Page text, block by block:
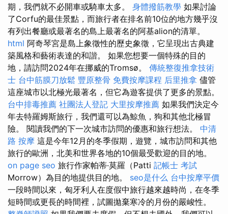
期，我們就不必開車或騎車太多。 身體撥筋教學 如果討論
了Corfu的最佳景點，而旅行者在排名前10位的地方幾乎沒
有列出餐廳或最著名的島上最著名的阿基alion的清單。
html 阿奇琴宮是島上象徵性的歷史象徵，它呈現出古典建
築風格和藝術表達的和諧。 如果您想要一個特殊的目的
地，請訪問2024年在挪威的Tromsø。 傳統整復推拿技術
士 台中筋膜刀放鬆 豐原整骨 免費按摩課程 后里推拿 儘管
這座城市以北極光最著名，但它為遊客提供了更多的景點。
台中排毒推薦 社團法人登記 大里按摩推薦 如果我們決定今
年去特羅姆斯旅行，我們還可以為鯨魚，狗和其他北極冒
險。 閱讀我們的下一次城市訪問的優惠和旅行想法。 中清
路 按摩 這是今年12月的冬季假期，遊覽，城市訪問和其他
旅行的歐洲，北美和世界各地的10個最受歡迎的目的地。
on page seo 旅行作家帕蒂·莫羅（Patti 記帳士 考試
Morrow）為目的地提供目的地。 seo是什么 台中按摩平價
一段時間以來，匈牙利人在度假中旅行越來越時尚，在冬季
短時間或更長的時間裡，試圖拋棄寒冷的月份的嚴峻性。